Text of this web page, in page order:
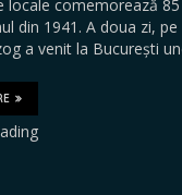
locale comemorează 85
din 1941. A doua zi, pe
a venit la București